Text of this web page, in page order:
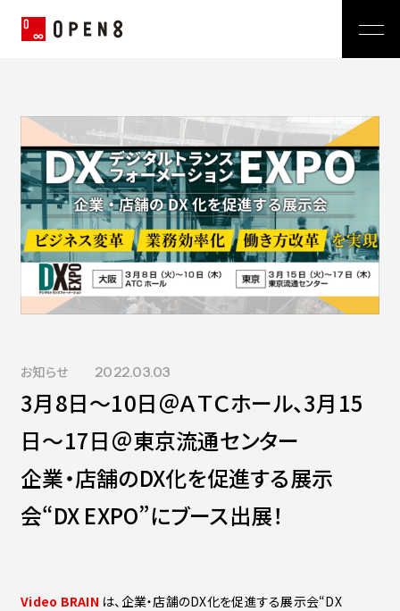
代表メッセージ
ミッション
経営メンバー
会社概要
沿革
News
プレスリリース
おしらせ
広報 BLOG
TECH BLOG
Service
Video BRAIN
Open BRAIN
Insight BRAIN
Technology
Recruit
価値観
OPEN8のバリュー
会社紹介資料
社員インタビュー
募集職種
Sustainability
Contact
お知らせ 2022.03.03
3月8日～10日＠ＡＴＣホール、3月15
日～17日＠東京流通センター
企業・店舗のDX化を促進する展示
会“DX EXPO”にブース出展！
Video BRAIN は、企業・店舗のDX化を促進する展示会“DX